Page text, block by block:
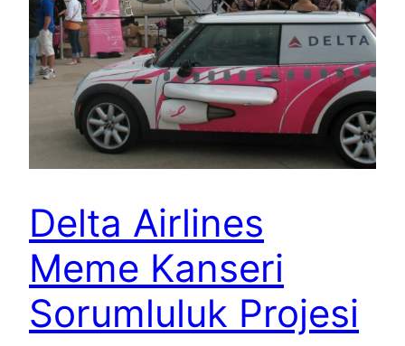
Delta Airlines
Meme Kanseri
Sorumluluk Projesi